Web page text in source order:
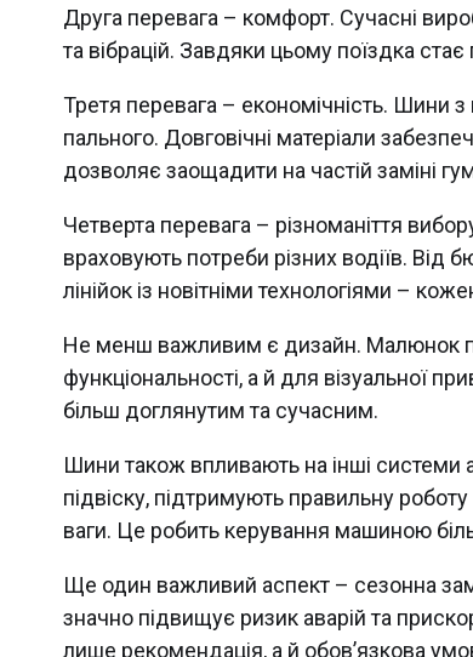
Друга перевага – комфорт. Сучасні
та вібрацій. Завдяки цьому поїздка
Третя перевага – економічність.
пального. Довговічні матеріали
дозволяє заощадити на частій заміні
Четверта перевага – різноманіття
враховують потреби різних водіїв. Від
лінійок із новітніми технологіями –
Не менш важливим є дизайн. Малюнок
функціональності, а й для візуальної
більш доглянутим та сучасним.
Шини також впливають на інші
підвіску, підтримують правильну
ваги. Це робить керування машиною
Ще один важливий аспект – сезонна
значно підвищує ризик аварій та
лише рекомендація, а й обов’язкова